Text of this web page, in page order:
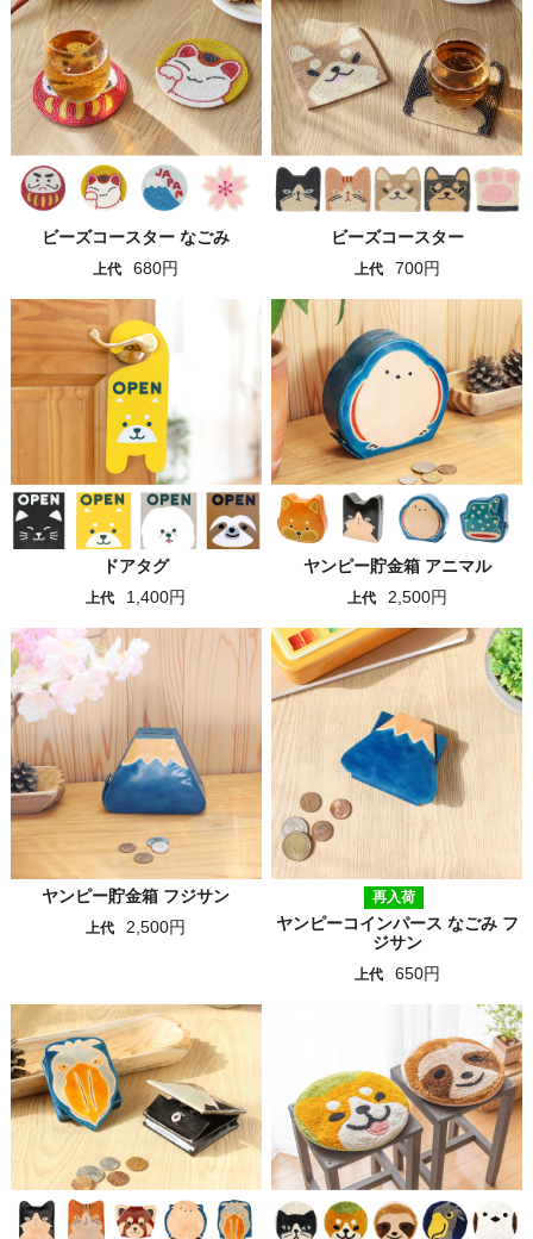
ビーズコースター なごみ
上代 680円
ビーズコースター
上代 700円
ドアタグ
上代 1,400円
ヤンピー貯金箱 アニマル
上代 2,500円
ヤンピー貯金箱 フジサン
上代 2,500円
再入荷
ヤンピーコインパース なごみ フ
ジサン
上代 650円